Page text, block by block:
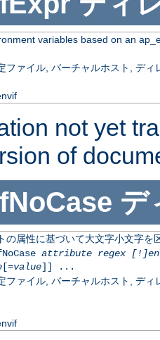
variables based on an
ファイル, バーチャルホスト, ディ
not yet
of
デ
の属性に基づいて大文字小文字を
attribute regex
[=value]] ...
ファイル, バーチャルホスト, ディ